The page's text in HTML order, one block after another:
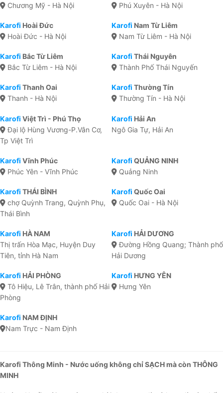
Chương Mỹ - Hà Nội
Phú Xuyên - Hà Nội
Karofi Hoài Đức
Hoài Đức - Hà Nội
Karofi Nam Từ Liêm
Nam Từ Liêm - Hà Nội
Karofi Bắc Từ Liêm
Bắc Từ Liêm - Hà Nội
Karofi Thái Nguyên
Thành Phố Thái Nguyến
Karofi Thanh Oai
Thanh - Hà Nội
Karofi Thường Tín
Thường Tín - Hà Nội
Karofi Việt Trì - Phú Thọ
Đại lộ Hùng Vương-P.Vân Cơ,
Tp Việt Trì
Karofi Hải An
Ngô Gia Tự, Hải An
Karofi Vĩnh Phúc
Phúc Yên - Vĩnh Phúc
Karofi QUẢNG NINH
Quảng Ninh
Karofi THÁI BÌNH
chợ Quỳnh Trang, Quỳnh Phụ,
Thái Bình
Karofi Quốc Oai
Quốc Oai - Hà Nội
Karofi HÀ NAM
Thị trấn Hòa Mạc, Huyện Duy
Tiên, tỉnh Hà Nam
Karofi HẢI DƯƠNG
Đường Hồng Quang; Thành phố
Hải Dương
Karofi HẢI PHÒNG
Tô Hiệu, Lê Trân, thành phố Hải
Phòng
Karofi HƯNG YÊN
Hưng Yên
Karofi NAM ĐỊNH
Nam Trực - Nam Định
Karofi Thông Minh - Nước uống không chỉ SẠCH mà còn THÔNG
MINH